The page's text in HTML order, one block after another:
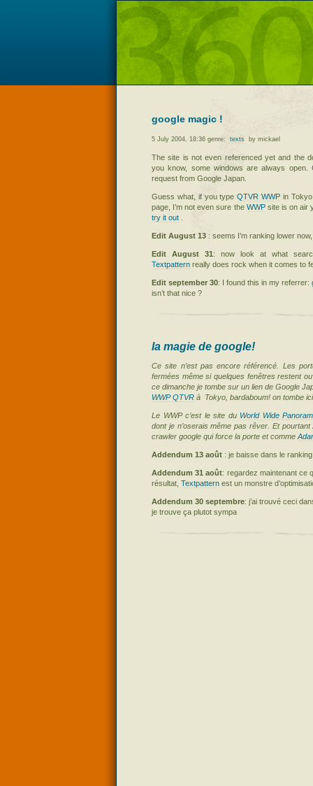
google magic !
5 July 2004, 18:36 genre: texts by mickael
The site is not even referenced yet and the
you know, some windows are always
request from Google Japan.
Guess what, if you typeQTVR WWP in
page, I’m not even sure the WWPsite is on air
try it out
Edit August 13 : seems I’m ranking lower
Edit August 31: now look at what
Textpattern really does rock when it comes to
Edit september 30: I found this in my referrer:
isn’t that nice ?
la magie de google!
Ce site n’est pas encore référencé. Les
fermées même si quelques fenêtres restent
ce dimanche je tombe sur un lien de Google
WWP QTVR à Tokyo, bardaboum! on tombe
Le WWPc’est le site du World Wide
dont je n’oserais même pas rêver. Et pourtant
crawler google qui force la porte et comme
Addendum 13 août : je baisse dans le
Addendum 31 août: regardez maintenant ce
résultat, Textpattern est un monstre
Addendum 30 septembre: j’ai trouvé ceci
je trouve ça plutot sympa